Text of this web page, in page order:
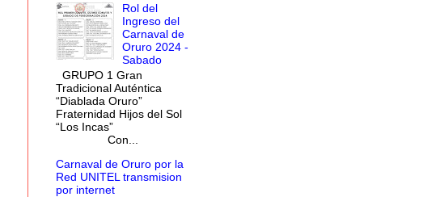
Rol del
Ingreso del
Carnaval de
Oruro 2024 -
Sabado
GRUPO 1 Gran
Tradicional Auténtica
“Diablada Oruro”
Fraternidad Hijos del Sol
“Los Incas”
Con...
Carnaval de Oruro por la
Red UNITEL transmision
por internet